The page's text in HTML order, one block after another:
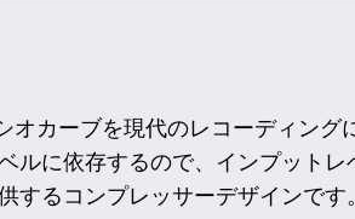
カーブを現代のレコーディング
ルに依存するので、インプットレ
るコンプレッサーデザインです。